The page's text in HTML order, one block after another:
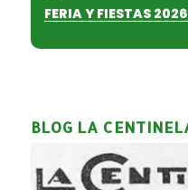
FERIA Y FIESTAS
BLOG LA